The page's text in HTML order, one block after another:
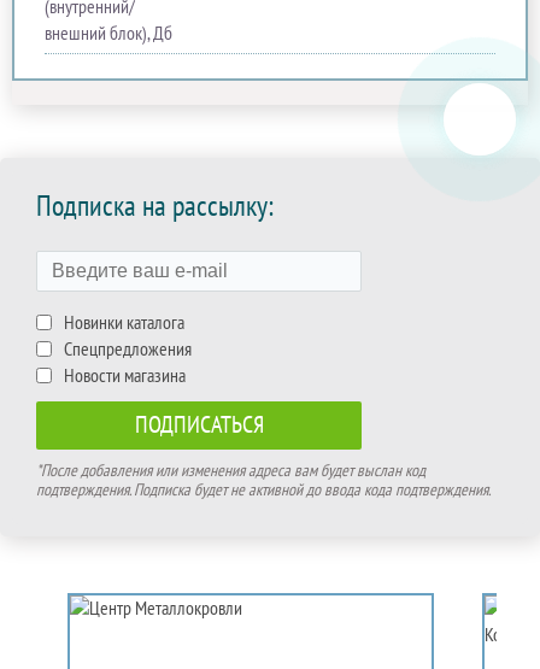
(внутренний/
внешний блок), Дб
Подписка на рассылку:
Новинки каталога
Спецпредложения
Новости магазина
*После добавления или изменения адреса вам будет выслан код
подтверждения. Подписка будет не активной до ввода кода подтверждения.